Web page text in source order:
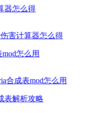
器怎么得
mod怎么用
表解析攻略